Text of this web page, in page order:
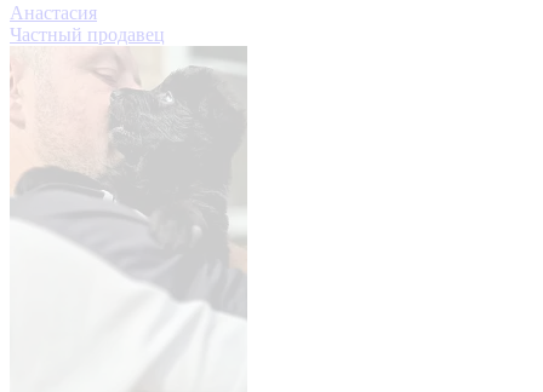
Анастасия
Частный продавец